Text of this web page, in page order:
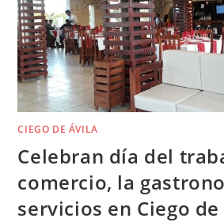
CIEGO DE ÁVILA
Celebran día del
comercio, la
servicios en Ciego